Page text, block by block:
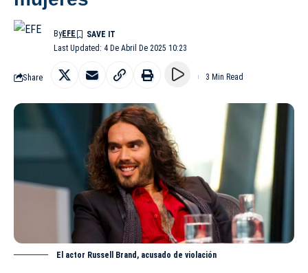
Last Updated: 4 De Abril De 2025 10:23
ByEFE
Share 3 Min Read
El actor Russell Brand, acusado de violación